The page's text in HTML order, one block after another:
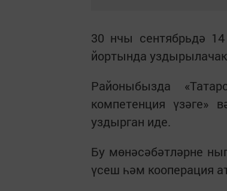
30 нчы сентябрьдә
йортында
Районыбызда
компетенция үзәге»
уздырган иде.
Бу мөнәсәбәтләрне
үсеш һәм кооперация